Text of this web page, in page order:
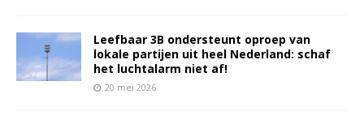
Leefbaar 3B ondersteunt oproep van
lokale partijen uit heel Nederland: schaf
het luchtalarm niet af!
20 mei 2026